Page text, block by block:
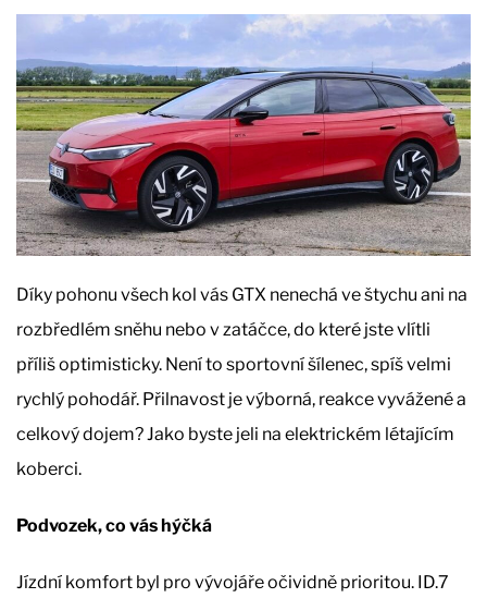
Díky pohonu všech kol vás GTX nenechá ve štychu ani na
rozbředlém sněhu nebo v zatáčce, do které jste vlítli
příliš optimisticky. Není to sportovní šílenec, spíš velmi
rychlý pohodář. Přilnavost je výborná, reakce vyvážené a
celkový dojem? Jako byste jeli na elektrickém létajícím
koberci.
Podvozek, co vás hýčká
Jízdní komfort byl pro vývojáře očividně prioritou. ID.7